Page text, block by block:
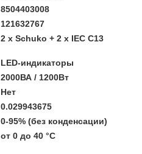
8504403008
121632767
2 x Schuko + 2 х IEC C13
LED-индикаторы
2000ВА / 1200Вт
Нет
0.029943675
0-95% (без конденсации)
от 0 до 40 °С